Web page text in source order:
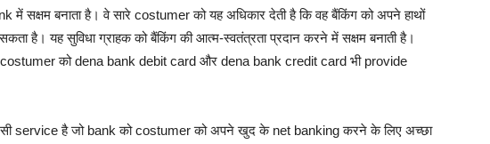
सक्षम बनाता है। वे सारे costumer को यह अधिकार देती है कि वह बैंकिंग को अपने हाथों
है। यह सुविधा ग्राहक को बैंकिंग की आत्म-स्वतंत्रता प्रदान करने में सक्षम बनाती है।
को dena bank debit card और dena bank credit card भी provide
service है जो bank को costumer को अपने खुद के net banking करने के लिए अच्छा